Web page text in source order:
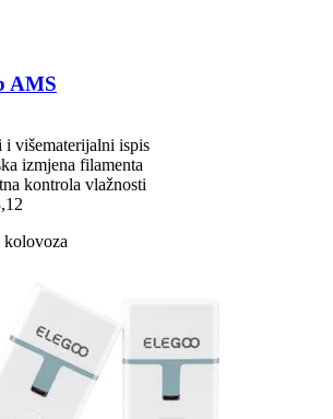
AMS
i višematerijalni ispis
izmjena filamenta
kontrola vlažnosti
kolovoza